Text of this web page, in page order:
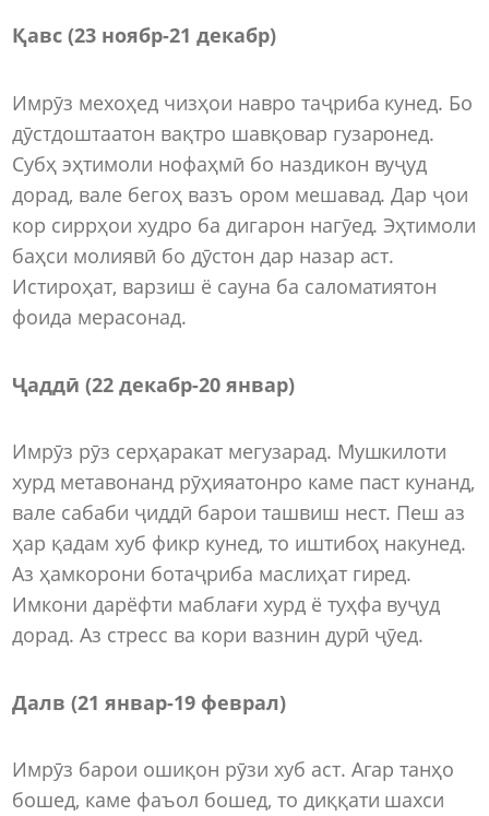
Қавс (23 ноябр-21 декабр)
Имрӯз мехоҳед чизҳои навро таҷриба кунед. Бо
дӯстдоштаатон вақтро шавқовар гузаронед.
Субҳ эҳтимоли нофаҳмӣ бо наздикон вуҷуд
дорад, вале бегоҳ вазъ ором мешавад. Дар ҷои
кор сиррҳои худро ба дигарон нагӯед. Эҳтимоли
баҳси молиявӣ бо дӯстон дар назар аст.
Истироҳат, варзиш ё сауна ба саломатиятон
фоида мерасонад.
Ҷаддӣ (22 декабр-20 январ)
Имрӯз рӯз серҳаракат мегузарад. Мушкилоти
хурд метавонанд рӯҳияатонро каме паст кунанд,
вале сабаби ҷиддӣ барои ташвиш нест. Пеш аз
ҳар қадам хуб фикр кунед, то иштибоҳ накунед.
Аз ҳамкорони ботаҷриба маслиҳат гиред.
Имкони дарёфти маблағи хурд ё туҳфа вуҷуд
дорад. Аз стресс ва кори вазнин дурӣ ҷӯед.
Далв (21 январ-19 феврал)
Имрӯз барои ошиқон рӯзи хуб аст. Агар танҳо
бошед, каме фаъол бошед, то диққати шахси